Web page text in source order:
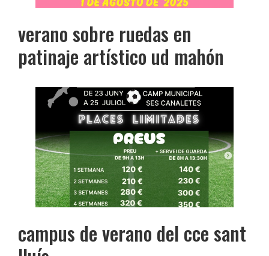
verano sobre ruedas en
patinaje artístico ud mahón
campus de verano del cce sant